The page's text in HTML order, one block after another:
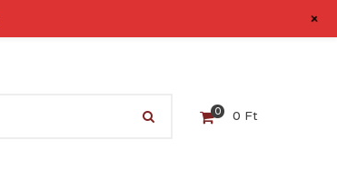
0 0 Ft
+